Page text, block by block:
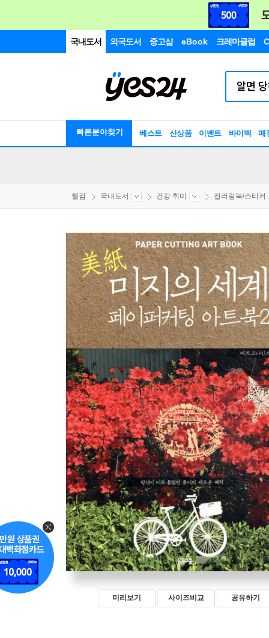
국내도서 외국도서 중고샵 eBook 크레마클럽
빠른분야찾기 베스트 신상품 이벤트 바이백 매
웰컴 국내도서 건강 취미 컬러링북/스티커
미리보기 사이즈비교 공유하기